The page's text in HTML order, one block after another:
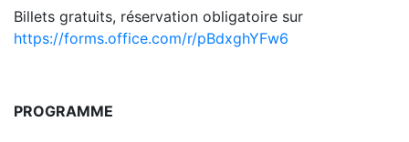
Billets gratuits, réservation obligatoire sur
https://forms.office.com/r/pBdxghYFw6
PROGRAMME